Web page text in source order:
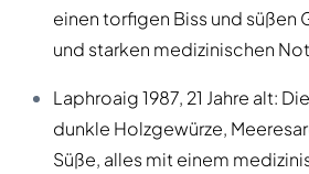
einen torfigen Biss und süßen
und starken medizinischen
Laphroaig 1987, 21 Jahre alt:
dunkle Holzgewürze,
Süße, alles mit einem